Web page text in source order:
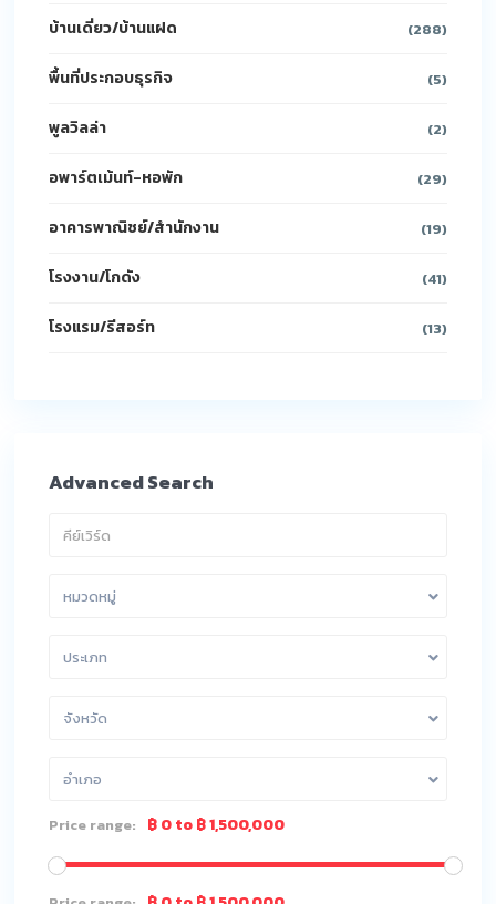
บ้านเดี่ยว/บ้านแฝด (288)
พื้นที่ประกอบธุรกิจ (5)
พูลวิลล่า (2)
อพาร์ตเม้นท์-หอพัก (29)
อาคารพาณิชย์/สำนักงาน (19)
โรงงาน/โกดัง (41)
โรงแรม/รีสอร์ท (13)
Advanced Search
หมวดหมู่
ประเภท
จังหวัด
อำเภอ
Price range: ฿ 0 to ฿ 1,500,000